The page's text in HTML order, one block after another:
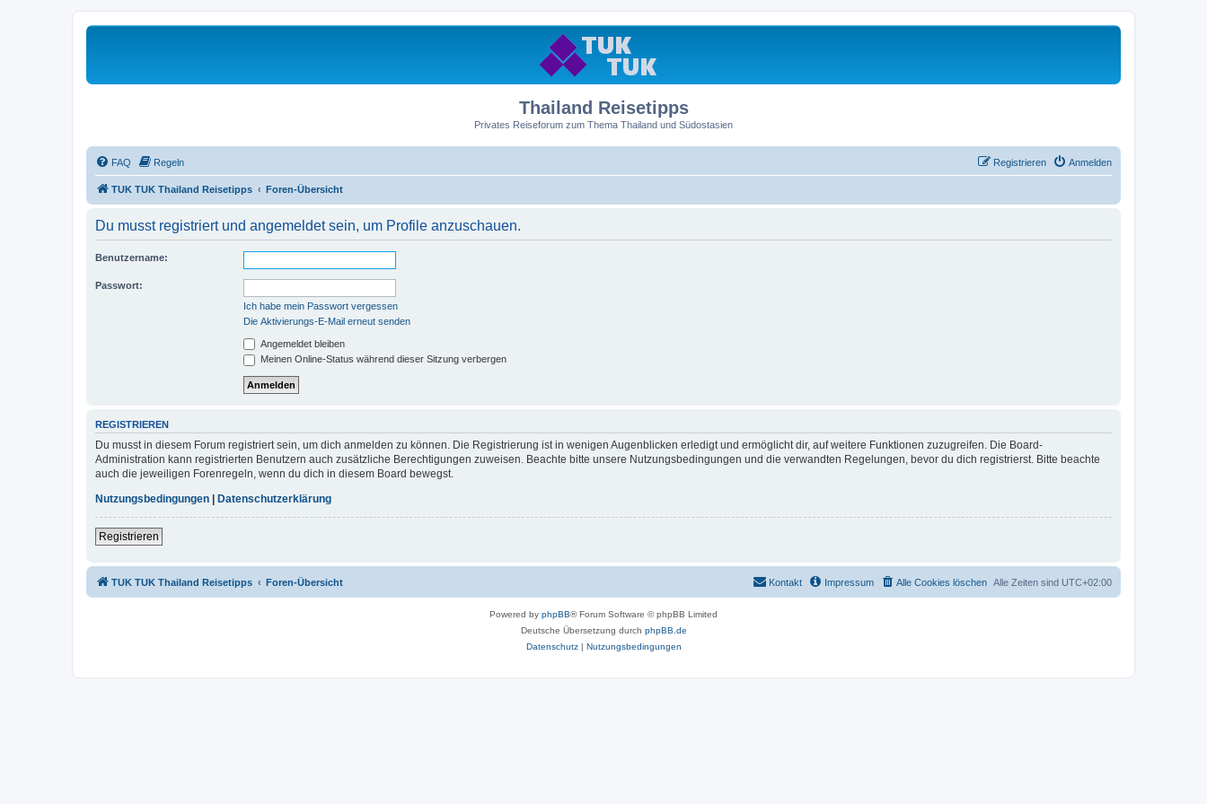
Thailand Reisetipps
Privates Reiseforum zum Thema Thailand und Südostasien
FAQ Regeln Anmelden
Registrieren
TUK TUK Thailand Reisetipps Foren-Übersicht
Du musst registriert und angemeldet sein, um Profile anzuschauen.
Benutzername:
Passwort:
Ich habe mein Passwort vergessen
Die Aktivierungs-E-Mail erneut senden
Angemeldet bleiben
Meinen Online-Status während dieser Sitzung verbergen
REGISTRIEREN
Du musst in diesem Forum registriert sein, um dich anmelden zu können. Die Registrierung ist in wenigen Augenblicken erledigt und ermöglicht dir, auf weitere Funktionen zuzugreifen. Die Board-
Administration kann registrierten Benutzern auch zusätzliche Berechtigungen zuweisen. Beachte bitte unsere Nutzungsbedingungen und die verwandten Regelungen, bevor du dich registrierst. Bitte beachte
auch die jeweiligen Forenregeln, wenn du dich in diesem Board bewegst.
Nutzungsbedingungen
Datenschutzerklärung
Registrieren
TUK TUK Thailand Reisetipps Foren-Übersicht Alle Zeiten sind UTC+02:00
Alle Cookies löschen
Impressum
Kontakt
Powered by phpBB® Forum Software © phpBB Limited
Deutsche Übersetzung durch phpBB.de
Datenschutz| Nutzungsbedingungen